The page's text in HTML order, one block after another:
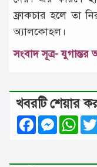
ফ্রাকচার হলে তা
অ্যালকোহল।
সংবাদ সূত্র-
খবরটি শেয়ার
Facebook